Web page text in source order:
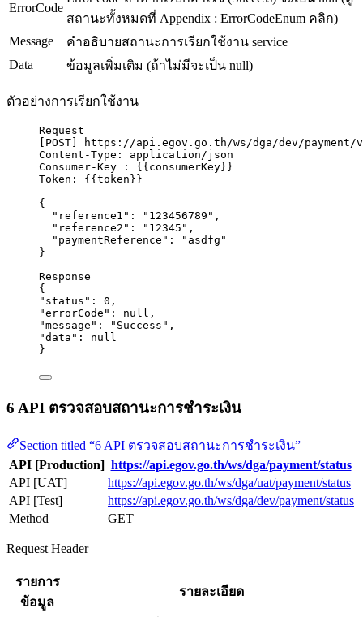
ErrorCode
สถานะทั้งหมดที่ Appendix : ErrorCodeEnum คลิก)
Message
คำอธิบายสถานะการเรียกใช้งาน service
Data
ข้อมูลเพิ่มเติม (ถ้าไม่มีจะเป็น null)
ตัวอย่างการเรียกใช้งาน
Request
POST ] https: //api.egov.go.th/ws/dga/dev/payment/
Content-Type: application/json
Consumer-Key : { {consumerKey}}
Token: { {token }}
{
"reference1" : " 123456789 " ,
"reference2" : " 12345 " ,
"paymentReference" : " asdfg "
}
Response
{
"status" : 0 ,
"errorCode" : null ,
"message" : " Success " ,
"data" : null
}
6 API ตรวจสอบสถานะการชำระเงิน
Section titled “6 API ตรวจสอบสถานะการชำระเงิน”
API [Production] https://api.egov.go.th/ws/dga/payment/status
API [UAT]
https://api.egov.go.th/ws/dga/uat/payment/status
API [Test]
https://api.egov.go.th/ws/dga/dev/payment/status
Method
GET
Request Header
รายการ
ข้อมูล
รายละเอียด